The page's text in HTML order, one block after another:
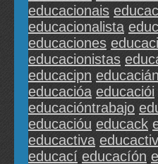
educacionais
educacionalista
educaciones
educacionistas
educacipn educacián
educacióa educaciói
educacióntrabajo
educacióu educack
educactiva
educací educacíón